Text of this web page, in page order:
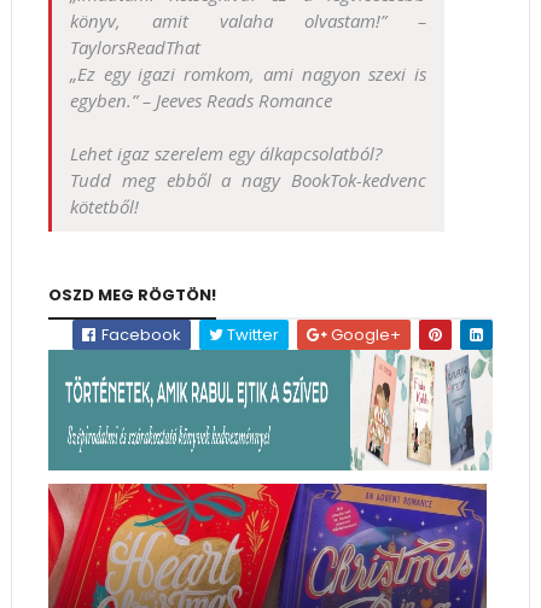
könyv, amit valaha olvastam!” –
TaylorsReadThat
„Ez egy igazi romkom, ami nagyon szexi is
egyben.” – Jeeves Reads Romance
Lehet igaz szerelem egy álkapcsolatból?
Tudd meg ebből a nagy BookTok-kedvenc
kötetből!
OSZD MEG RÖGTÖN!
Facebook
Twitter Google+